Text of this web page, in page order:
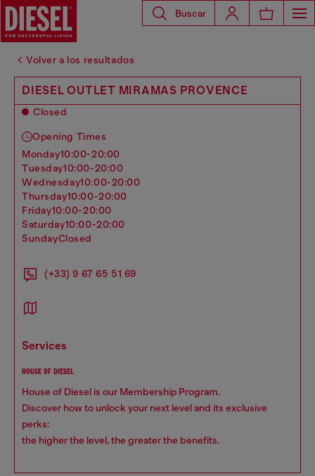
Buscar
Volver a los resultados
DIESEL OUTLET MIRAMAS PROVENCE
Closed
Opening Times
monday10:00-20:00
tuesday10:00-20:00
wednesday10:00-20:00
thursday10:00-20:00
friday10:00-20:00
saturday10:00-20:00
sundayClosed
(+33) 9 67 65 51 69
services
HOUSE OF DIESEL
House of Diesel is our Membership Program.
Discover how to unlock your next level and its exclusive
perks:
the higher the level, the greater the benefits.